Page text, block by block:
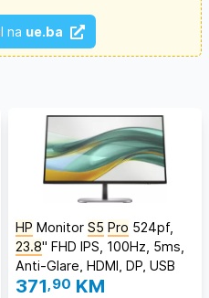
na ue.ba
HP Monitor S5 Pro 524pf,
23.8" FHD IPS, 100Hz, 5ms,
Anti-Glare, HDMI, DP, USB
Hub, VESA
371,90 KM